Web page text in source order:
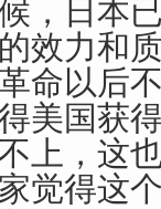
，日本
效力和
命以后
美国获
上，这
觉得这